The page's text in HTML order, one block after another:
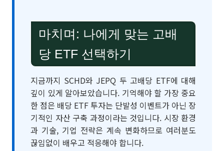
마치며: 나에게 맞는 고배
당 ETF 선택하기
지금까지 SCHD와 JEPQ 두 고배당 ETF에 대해
깊이 있게 알아보았습니다. 기억해야 할 가장 중요
한 점은 배당 ETF 투자는 단발성 이벤트가 아닌 장
기적인 자산 구축 과정이라는 것입니다. 시장 환경
과 기술, 기업 전략은 계속 변화하므로 여러분도
끊임없이 배우고 적응해야 합니다.